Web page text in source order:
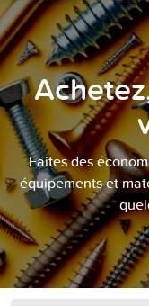
Faites des
équipements et